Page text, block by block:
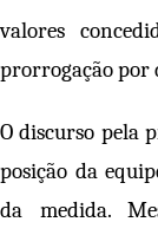
valores
prorrogação por
O discurso pela
posição da
da medida.